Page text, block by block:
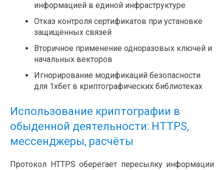
информацией в единой инфраструктуре
Отказ контроля сертификатов при установке
защищённых связей
Вторичное применение одноразовых ключей и
начальных векторов
Игнорирование модификаций безопасности
для 1хбет в криптографических библиотеках
Использование криптографии в
обыденной деятельности: HTTPS,
мессенджеры, расчёты
Протокол HTTPS оберегает пересылку информации